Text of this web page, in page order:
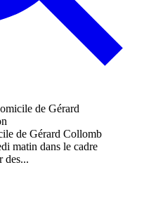
de Gérard Collomb
matin dans le cadre
des...